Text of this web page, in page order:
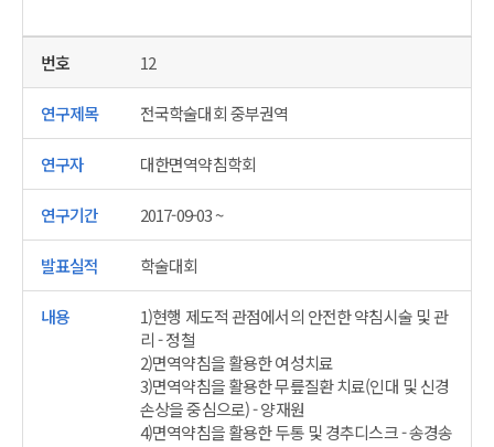
12
전국학술대회 중부권역
대한면역약침학회
2017-09-03 ~
학술대회
1)현행 제도적 관점에서의 안전한 약침시술 및 관
리 - 정철
2)면역약침을 활용한 여성치료
3)면역약침을 활용한 무릎질환 치료(인대 및 신경
손상을 중심으로) - 양재원
4)면역약침을 활용한 두통 및 경추디스크 - 송경송